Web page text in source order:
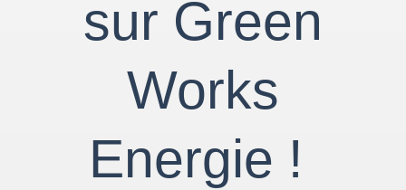
sur Green
Works
Energie !